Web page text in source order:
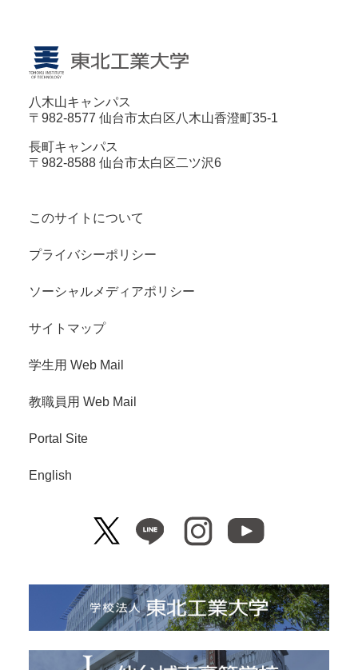
八木山キャンパス
〒982-8577 仙台市太白区八木山香澄町35-1
長町キャンパス
〒982-8588 仙台市太白区二ツ沢6
このサイトについて
プライバシーポリシー
ソーシャルメディアポリシー
サイトマップ
学生用 Web Mail
教職員用 Web Mail
Portal Site
English